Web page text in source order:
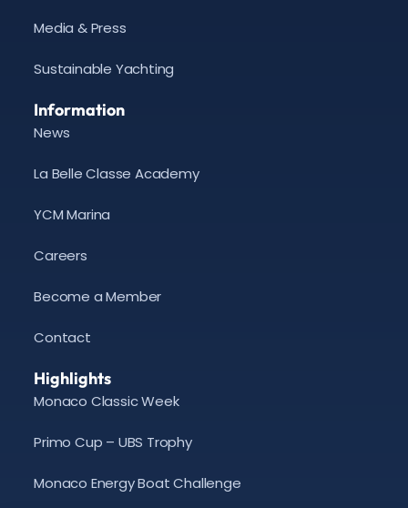
Media & Press
Sustainable Yachting
Information
News
La Belle Classe Academy
YCM Marina
Careers
Become a Member
Contact
Highlights
Monaco Classic Week
Primo Cup – UBS Trophy
Monaco Energy Boat Challenge